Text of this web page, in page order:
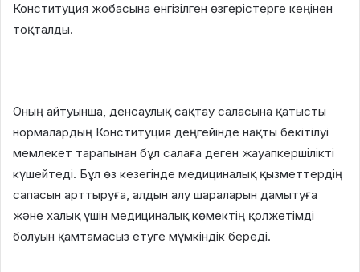
Конституция жобасына енгізілген өзгерістерге кеңінен
тоқталды.
Оның айтуынша, денсаулық сақтау саласына қатысты
нормалардың Конституция деңгейінде нақты бекітілуі
мемлекет тарапынан бұл салаға деген жауапкершілікті
күшейтеді. Бұл өз кезегінде медициналық қызметтердің
сапасын арттыруға, алдын алу шараларын дамытуға
және халық үшін медициналық көмектің қолжетімді
болуын қамтамасыз етуге мүмкіндік береді.